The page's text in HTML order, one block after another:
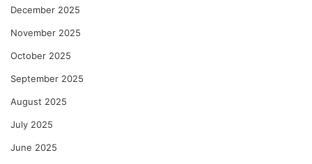
December 2025
November 2025
October 2025
September 2025
August 2025
July 2025
June 2025